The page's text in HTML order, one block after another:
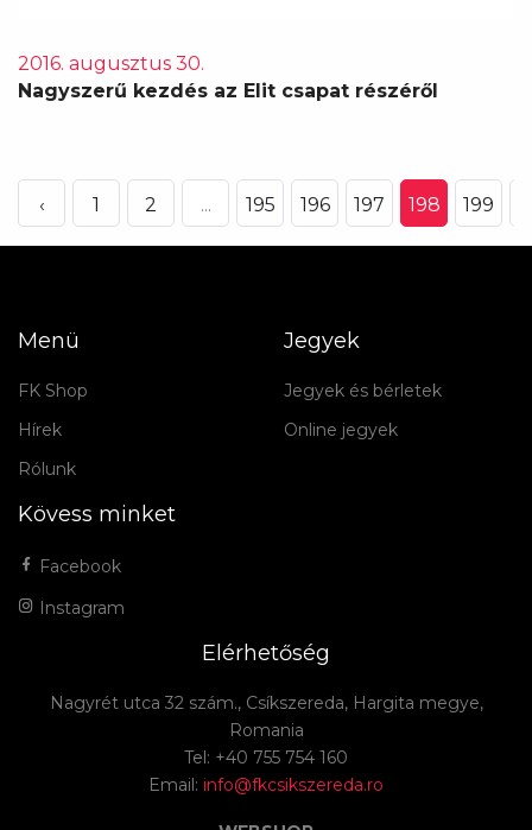
2016. augusztus 30.
Nagyszerű kezdés az Elit csapat részéről
‹ 1 2 ... 195 196 197 198 199
Menü
FK Shop
Hírek
Rólunk
Jegyek
Jegyek és bérletek
Online jegyek
Kövess minket
Facebook
Instagram
Elérhetőség
Nagyrét utca 32 szám., Csíkszereda, Hargita megye,
Romania
Tel: +40 755 754 160
Email: info@fkcsikszereda.ro